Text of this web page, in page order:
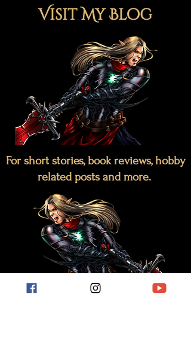
Visit My Blog
For short stories, book reviews, hobby
related posts and more.